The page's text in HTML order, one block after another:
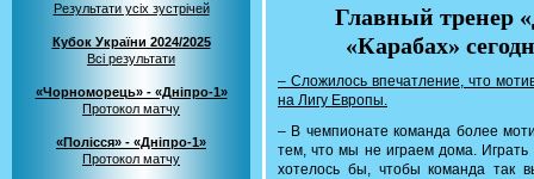
Результати усіх зустрічей
Кубок України 2024/2025
Всі результати
«Чорноморець» - «Дніпро-1»
Протокол матчу
«Полісся» - «Дніпро-1»
Протокол матчу
Главный тренер
«Карабах»
– Сложилось впечатление, что
на Лигу Европы.
– В чемпионате команда более
тем, что мы не играем дома.
хотелось бы, чтобы команда так